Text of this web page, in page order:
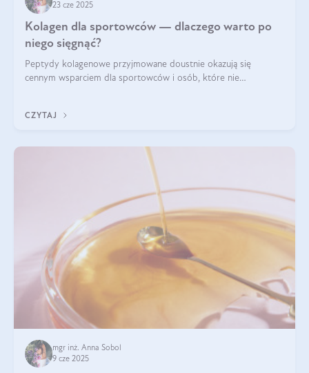
23 cze 2025
Kolagen dla sportowców — dlaczego warto po
niego sięgnąć?
Peptydy kolagenowe przyjmowane doustnie okazują się
cennym wsparciem dla sportowców i osób, które nie
CZYTAJ
mgr inż. Anna Sobol
9 cze 2025